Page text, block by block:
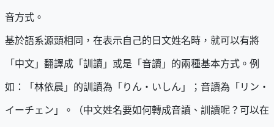
音方式。
基於語系源頭相同，在表示自己的日文姓名時，就可以有將
「中文」翻譯成「訓讀」或是「音讀」的兩種基本方式。例
如：「林依晨」的訓讀為「りん・いしん」；音讀為「リン・
イーチェン」。（中文姓名要如何轉成音讀、訓讀呢？可以在